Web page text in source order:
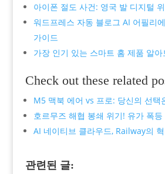
아이폰 절도 사건: 영국 발 디지털
워드프레스 자동 블로그 AI 어필리
가이드
가장 인기 있는 스마트 홈 제품 알아
Check out these related
M5 맥북 에어 vs 프로: 당신의 선택
호르무즈 해협 봉쇄 위기! 유가 폭등
AI 네이티브 클라우드, Railway의
관련된 글: